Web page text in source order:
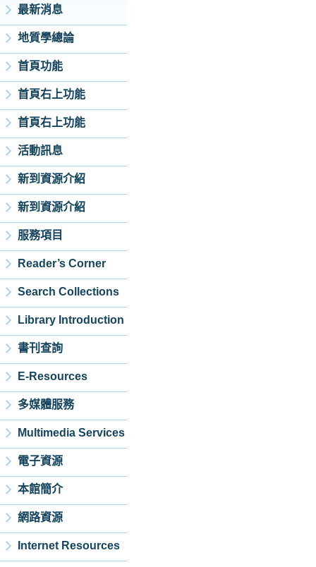
最新消息
地質學總論
首頁功能
首頁右上功能
首頁右上功能
活動訊息
新到資源介紹
新到資源介紹
服務項目
Reader’s Corner
Search Collections
Library Introduction
書刊查詢
E-Resources
多媒體服務
Multimedia Services
電子資源
本館簡介
網路資源
Internet Resources